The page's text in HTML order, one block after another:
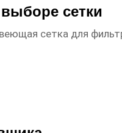
сетки
сетка для